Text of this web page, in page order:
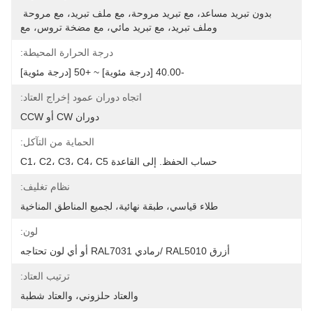
وملف تبريد، مع تبريد مائي، مع مضخة تروس، مع
درجة الحرارة المحيطة:
-40.00 [درجة مئوية] ~ +50 [درجة مئوية]
اتجاه دوران عمود إخراج العتاد:
دوران CW أو CCW
الحماية من التآكل:
حساب الحفظ. إلى القاعدة C1، C2، C3، C4، C5
نظام تغليف:
طلاء قياسي، طبقة نهائية، لجميع المناطق المناخية
لون:
أزرق RAL5010 /رمادي RAL7031 أو أي لون تحتاجه
ترتيب العتاد:
والعتاد حلزوني، والعتاد شطبة